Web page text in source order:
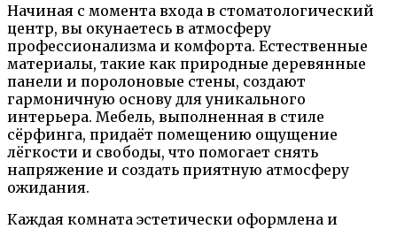
Начиная с момента входа в стоматологический
центр, вы окунаетесь в атмосферу
профессионализма и комфорта. Естественные
материалы, такие как природные деревянные
панели и поролоновые стены, создают
гармоничную основу для уникального
интерьера. Мебель, выполненная в стиле
сёрфинга, придаёт помещению ощущение
лёгкости и свободы, что помогает снять
напряжение и создать приятную атмосферу
ожидания.
Каждая комната эстетически оформлена и